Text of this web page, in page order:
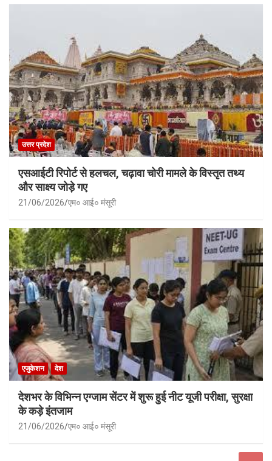
उत्तर प्रदेश
एसआईटी रिपोर्ट से हलचल, चढ़ावा चोरी मामले के विस्तृत तथ्य
और साक्ष्य जोड़े गए
21/06/2026 एम० आई० मंसूरी
एजुकेशन देश
देशभर के विभिन्न एग्जाम सेंटर में शुरू हुई नीट यूजी परीक्षा, सुरक्षा
के कड़े इंतजाम
21/06/2026 एम० आई० मंसूरी